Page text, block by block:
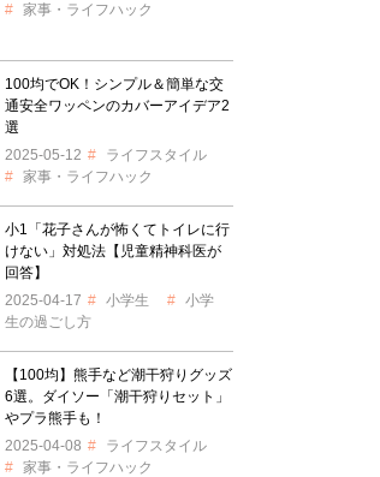
家事・ライフハック
100均でOK！シンプル＆簡単な交
通安全ワッペンのカバーアイデア2
選
2025-05-12
ライフスタイル
家事・ライフハック
小1「花子さんが怖くてトイレに行
けない」対処法【児童精神科医が
回答】
2025-04-17
小学生
小学
生の過ごし方
【100均】熊手など潮干狩りグッズ
6選。ダイソー「潮干狩りセット」
やプラ熊手も！
2025-04-08
ライフスタイル
家事・ライフハック